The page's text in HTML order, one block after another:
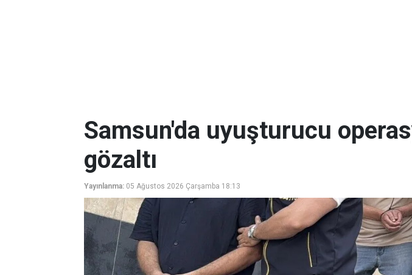
Samsun'da uyuşturucu
gözaltı
Yayınlanma: 05 Ağustos 2026 Çarşamba 18:13